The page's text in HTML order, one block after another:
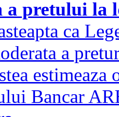
a pretului la
ca
a
Bancar